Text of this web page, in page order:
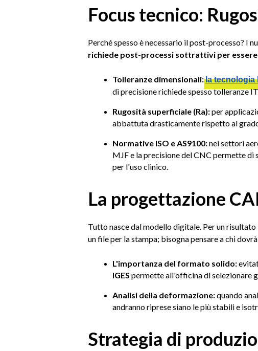
Focus tecnico:
Perché spesso è necessario il post-processo? I
richiede post-processi sottrattivi per
Tolleranze dimensionali:la tecnologia
di precisione richiede spesso tolleranze
Rugosità superficiale (Ra):per
abbattuta drasticamente rispetto al
Normative ISO e AS9100:nei settori
MJF e la precisione del CNC permette
per l'uso clinico.
La progettazione
Tutto nasce dal modello digitale. Per un
un file per la stampa; bisogna pensare a chi
L'importanza del formato solido:
IGES permette all'officina di selezionare
Analisi della deformazione:quando
andranno riprese siano le più stabili e
Strategia di